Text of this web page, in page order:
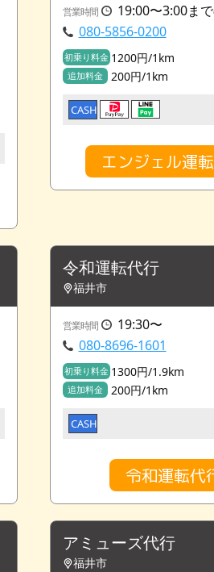
営業時間
19:00〜3:00ま
080-5856-0200
初乗り料金 1200円/1km
追加料金 200円/1km
CASH
エンジェル運
令和運転代行
福井市
営業時間
19:30〜
080-8696-1601
初乗り料金 1300円/1.9km
追加料金 200円/1km
CASH
令和運転代
アミューズ代行
福井市